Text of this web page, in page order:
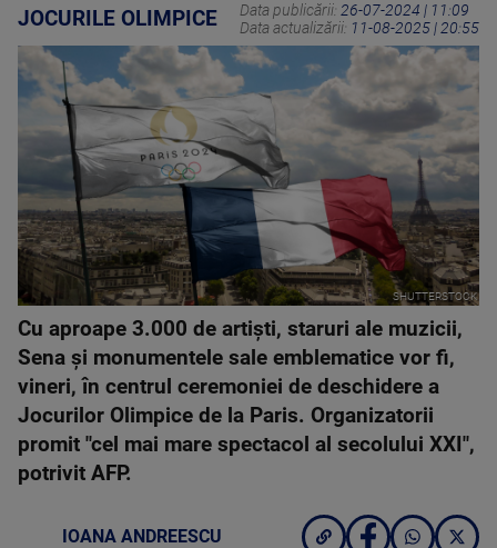
JOCURILE OLIMPICE Data publicării: 26-07-2024 | 11:09
Data actualizării: 11-08-2025 | 20:55
SHUTTERSTOCK
Cu aproape 3.000 de artişti, staruri ale muzicii,
Sena şi monumentele sale emblematice vor fi,
vineri, în centrul ceremoniei de deschidere a
Jocurilor Olimpice de la Paris. Organizatorii
promit "cel mai mare spectacol al secolului XXI",
potrivit AFP.
IOANA ANDREESCU